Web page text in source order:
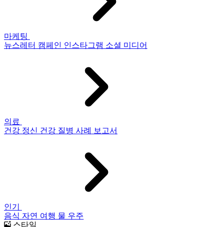
마케팅
뉴스레터 캠페인 인스타그램 소셜 미디어
의료
건강 정신 건강 질병 사례 보고서
인기
음식 자연 여행 물 우주
스타일